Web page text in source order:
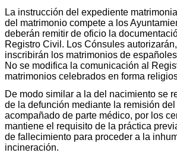
La instrucción del expediente
del matrimonio compete a los
deberán remitir de oficio la
Registro Civil. Los Cónsules
inscribirán los matrimonios de
No se modifica la comunicación al
matrimonios celebrados en forma
De modo similar a la del nacimiento se
de la defunción mediante la remisión
acompañado de parte médico, por los
mantiene el requisito de la práctica
de fallecimiento para proceder a la
incineración.